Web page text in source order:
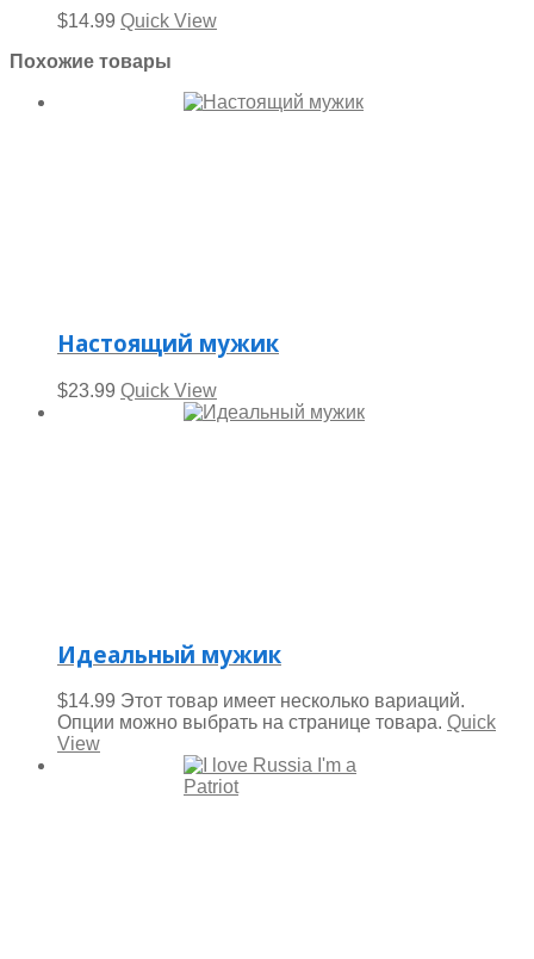
$14.99 Quick View
Похожие товары
Настоящий мужик
$23.99 Quick View
Идеальный мужик
$14.99 Этот товар имеет несколько вариаций.
Опции можно выбрать на странице товара. Quick
View